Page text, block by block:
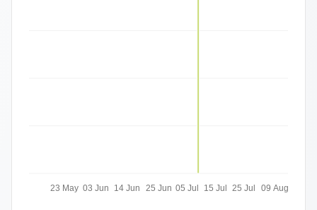
23 May 03 Jun 14 Jun 25 Jun 05 Jul 15 Jul 25 Jul 09 Aug